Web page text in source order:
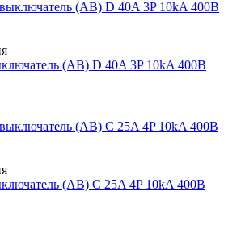
(АВ) D 40A 3P 10kA 400В
(АВ) C 25A 4P 10kA 400В